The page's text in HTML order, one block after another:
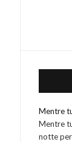
Mentre
Mentre
notte